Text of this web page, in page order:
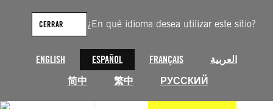
¿En qué idioma desea utilizar este sitio?
ENGLISH ESPAÑOL FRANÇAIS
العربية
简中
繁中 РУССКИЙ
CERRAR
contenido